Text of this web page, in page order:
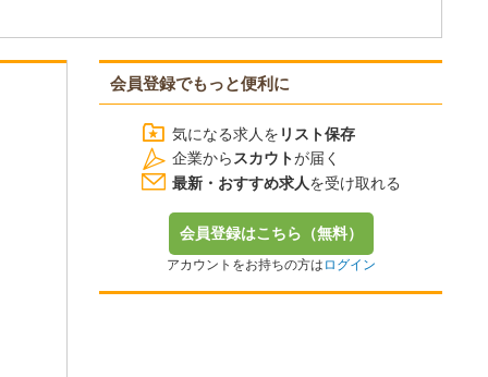
会員登録でもっと便利に
気になる求人を リスト保存
企業から スカウトが届く
最新・おすすめ求人を受け取れる
会員登録はこちら（無料）
アカウントをお持ちの方は ログイン